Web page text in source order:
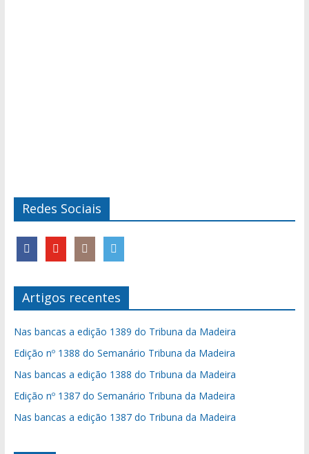
Redes Sociais
Artigos recentes
Nas bancas a edição 1389 do Tribuna da Madeira
Edição nº 1388 do Semanário Tribuna da Madeira
Nas bancas a edição 1388 do Tribuna da Madeira
Edição nº 1387 do Semanário Tribuna da Madeira
Nas bancas a edição 1387 do Tribuna da Madeira